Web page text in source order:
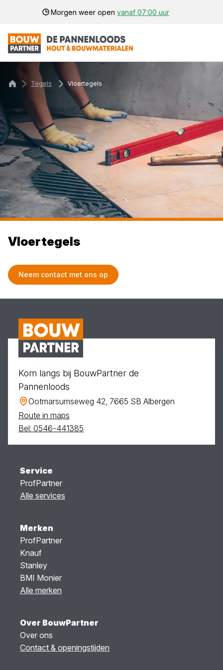
Morgen weer open vanaf 07:00 uur
Tegels Vloertegels
Vloertegels
Neem contact met ons op
Kom langs bij BouwPartner de
Pannenloods
Ootmarsumseweg 42, 7665 SB Albergen
Route in maps
Bel: 0546-441385
Service
ProfPartner
Alle services
Merken
ProfPartner
Knauf
Stanley
BMI Monier
Alle merken
Over BouwPartner
Over ons
Contact & openingstijden